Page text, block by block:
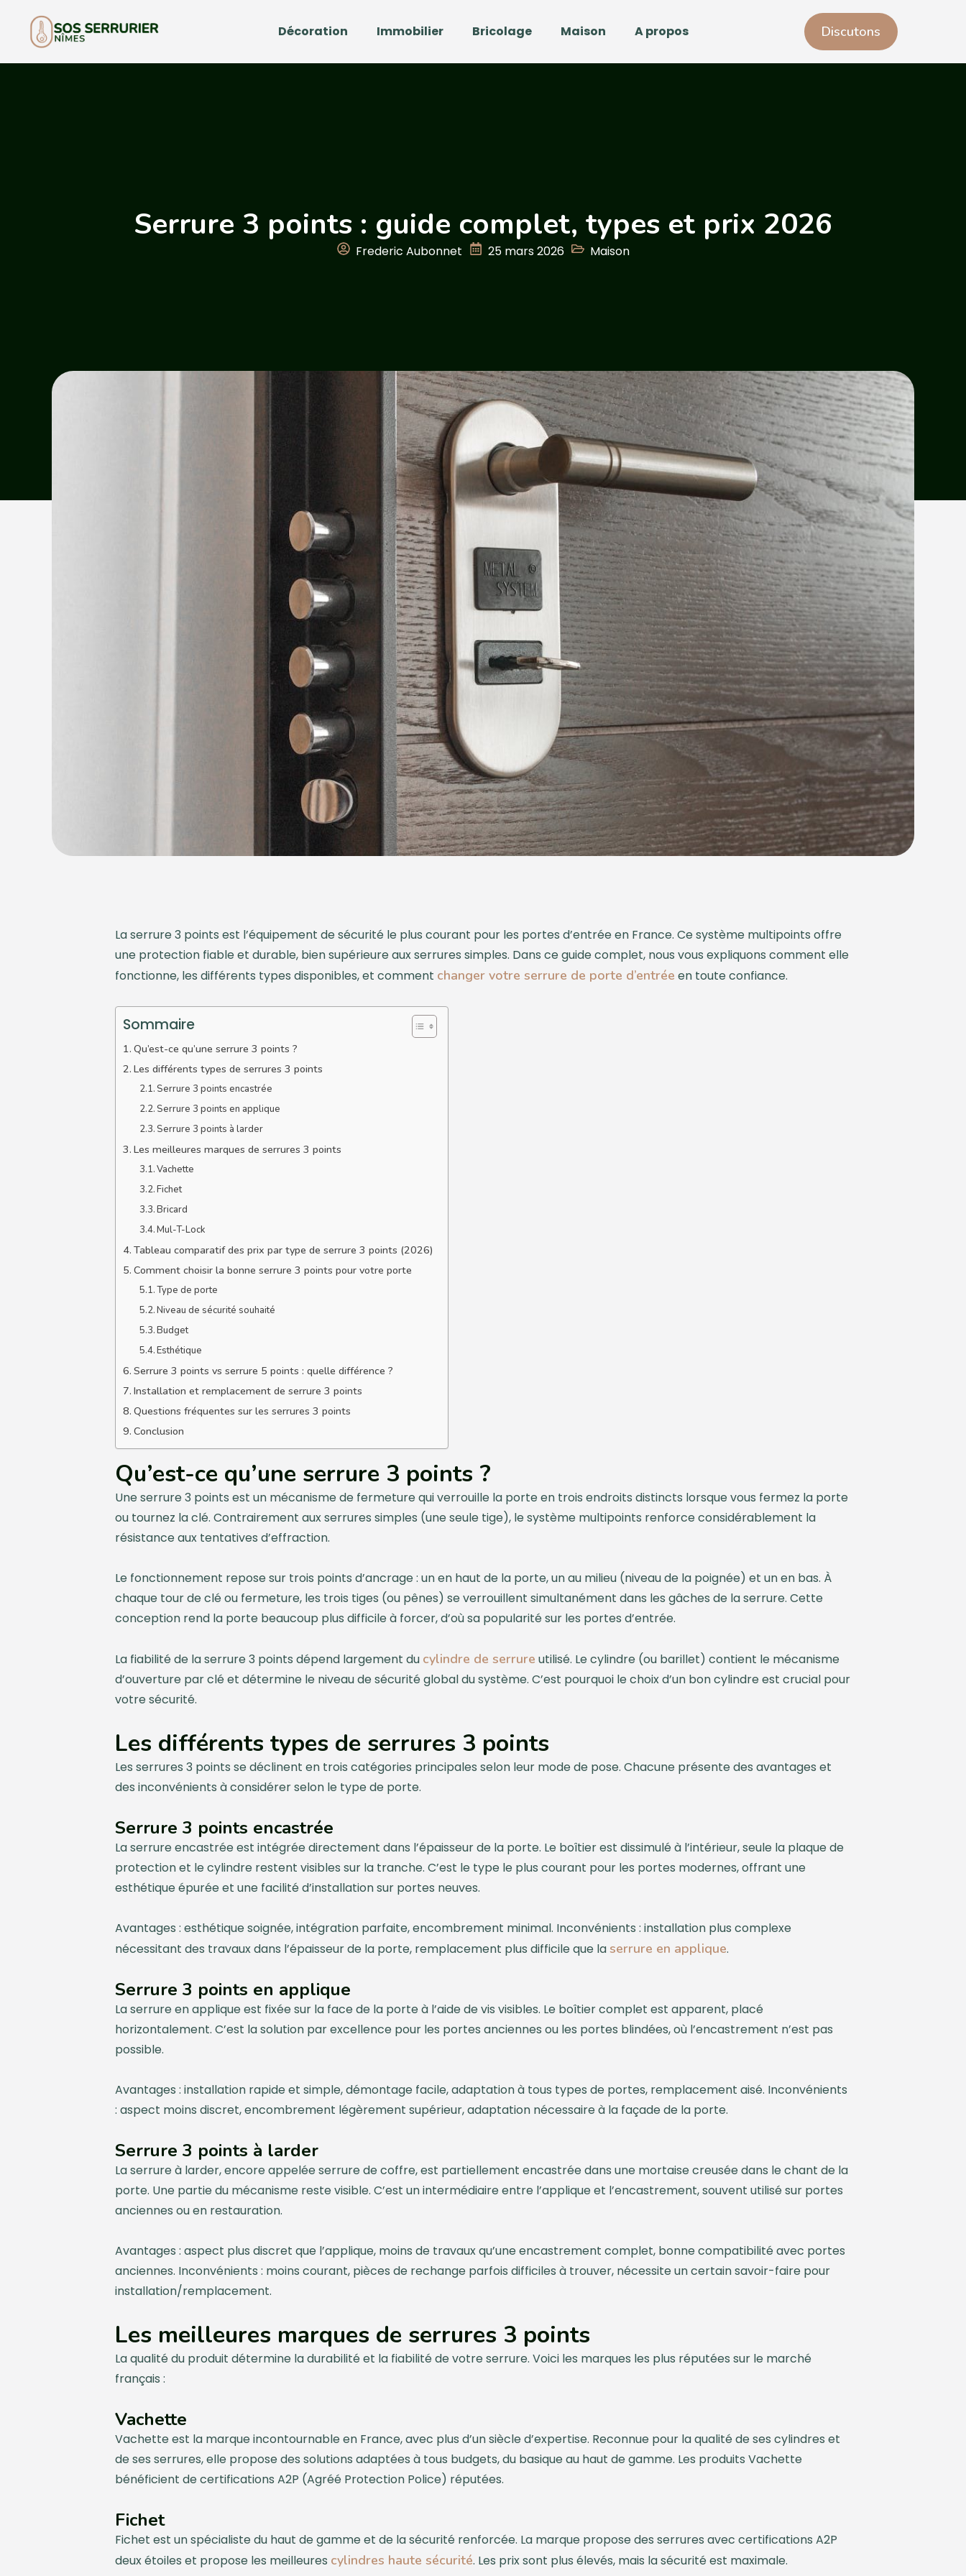
Décoration Immobilier Bricolage Maison A propos Discutons
Serrure 3 points : guide complet, types et prix 2026
Frederic Aubonnet 25 mars 2026 Maison
La serrure 3 points est l’équipement de sécurité le plus courant pour les portes d’entrée en France. Ce système multipoints offre
une protection fiable et durable, bien supérieure aux serrures simples. Dans ce guide complet, nous vous expliquons comment elle
fonctionne, les différents types disponibles, et comment changer votre serrure de porte d’entrée en toute confiance.
Sommaire
Qu’est-ce qu’une serrure 3 points ?
Les différents types de serrures 3 points
Serrure 3 points encastrée
Serrure 3 points en applique
Serrure 3 points à larder
Les meilleures marques de serrures 3 points
Vachette
Fichet
Bricard
Mul-T-Lock
Tableau comparatif des prix par type de serrure 3 points (2026)
Comment choisir la bonne serrure 3 points pour votre porte
Type de porte
Niveau de sécurité souhaité
Budget
Esthétique
Serrure 3 points vs serrure 5 points : quelle différence ?
Installation et remplacement de serrure 3 points
Questions fréquentes sur les serrures 3 points
Conclusion
Qu’est-ce qu’une serrure 3 points ?
Une serrure 3 points est un mécanisme de fermeture qui verrouille la porte en trois endroits distincts lorsque vous fermez la porte
ou tournez la clé. Contrairement aux serrures simples (une seule tige), le système multipoints renforce considérablement la
résistance aux tentatives d’effraction.
Le fonctionnement repose sur trois points d’ancrage : un en haut de la porte, un au milieu (niveau de la poignée) et un en bas. À
chaque tour de clé ou fermeture, les trois tiges (ou pênes) se verrouillent simultanément dans les gâches de la serrure. Cette
conception rend la porte beaucoup plus difficile à forcer, d’où sa popularité sur les portes d’entrée.
La fiabilité de la serrure 3 points dépend largement du cylindre de serrure utilisé. Le cylindre (ou barillet) contient le mécanisme
d’ouverture par clé et détermine le niveau de sécurité global du système. C’est pourquoi le choix d’un bon cylindre est crucial pour
votre sécurité.
Les différents types de serrures 3 points
Les serrures 3 points se déclinent en trois catégories principales selon leur mode de pose. Chacune présente des avantages et
des inconvénients à considérer selon le type de porte.
Serrure 3 points encastrée
La serrure encastrée est intégrée directement dans l’épaisseur de la porte. Le boîtier est dissimulé à l’intérieur, seule la plaque de
protection et le cylindre restent visibles sur la tranche. C’est le type le plus courant pour les portes modernes, offrant une
esthétique épurée et une facilité d’installation sur portes neuves.
Avantages : esthétique soignée, intégration parfaite, encombrement minimal. Inconvénients : installation plus complexe
nécessitant des travaux dans l’épaisseur de la porte, remplacement plus difficile que laserrure en applique.
Serrure 3 points en applique
La serrure en applique est fixée sur la face de la porte à l’aide de vis visibles. Le boîtier complet est apparent, placé
horizontalement. C’est la solution par excellence pour les portes anciennes ou les portes blindées, où l’encastrement n’est pas
possible.
Avantages : installation rapide et simple, démontage facile, adaptation à tous types de portes, remplacement aisé. Inconvénients
: aspect moins discret, encombrement légèrement supérieur, adaptation nécessaire à la façade de la porte.
Serrure 3 points à larder
La serrure à larder, encore appelée serrure de coffre, est partiellement encastrée dans une mortaise creusée dans le chant de la
porte. Une partie du mécanisme reste visible. C’est un intermédiaire entre l’applique et l’encastrement, souvent utilisé sur portes
anciennes ou en restauration.
Avantages : aspect plus discret que l’applique, moins de travaux qu’une encastrement complet, bonne compatibilité avec portes
anciennes. Inconvénients : moins courant, pièces de rechange parfois difficiles à trouver, nécessite un certain savoir-faire pour
installation/remplacement.
Les meilleures marques de serrures 3 points
La qualité du produit détermine la durabilité et la fiabilité de votre serrure. Voici les marques les plus réputées sur le marché
français :
Vachette
Vachette est la marque incontournable en France, avec plus d’un siècle d’expertise. Reconnue pour la qualité de ses cylindres et
de ses serrures, elle propose des solutions adaptées à tous budgets, du basique au haut de gamme. Les produits Vachette
bénéficient de certifications A2P (Agréé Protection Police) réputées.
Fichet
Fichet est un spécialiste du haut de gamme et de la sécurité renforcée. La marque propose des serrures avec certifications A2P
deux étoiles et propose les meilleures cylindres haute sécurité. Les prix sont plus élevés, mais la sécurité est maximale.